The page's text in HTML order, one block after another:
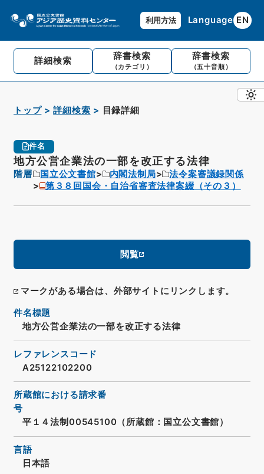
利用方法 Language EN
詳細検索 辞書検索
（カテゴリ）
辞書検索
（五十音順）
トップ 詳細検索 目録詳細
件名
地方公営企業法の一部を改正する法律
階層 国立公文書館 内閣法制局
法令案審議録関係
第３８回国会・自治省審査法律案綴（その３）
閲覧
マークがある場合は、外部サイトにリンクします。
件名標題
地方公営企業法の一部を改正する法律
レファレンスコード
A25122102200
所蔵館における請求番
号
平１４法制00545100（所蔵館：国立公文書館）
言語
日本語